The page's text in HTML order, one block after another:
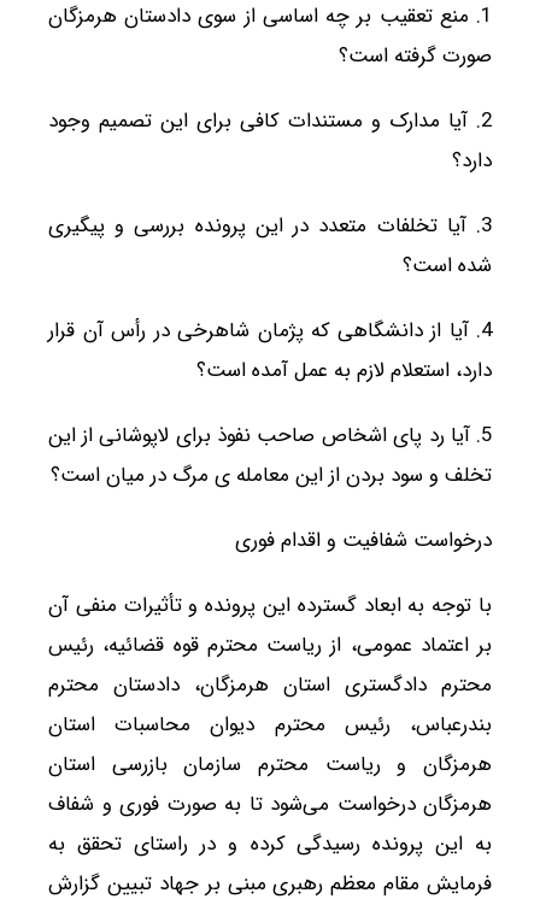
1. منع تعقیب بر چه اساسی از سوی دادستان هرمزگان
صورت گرفته است؟
2. آیا مدارک و مستندات کافی برای این تصمیم وجود
دارد؟
3. آیا تخلفات متعدد در این پرونده بررسی و پیگیری
شده است؟
4. آیا از دانشگاهی که پژمان شاهرخی در رأس آن قرار
دارد، استعلام لازم به عمل آمده است؟
5. آیا رد پای اشخاص صاحب نفوذ برای لاپوشانی از این
تخلف و سود بردن از این معامله ی مرگ در میان است؟
درخواست شفافیت و اقدام فوری
با توجه به ابعاد گسترده این پرونده و تأثیرات منفی آن
بر اعتماد عمومی، از ریاست محترم قوه قضائیه، رئیس
محترم دادگستری استان هرمزگان، دادستان محترم
بندرعباس، رئیس محترم دیوان محاسبات استان
هرمزگان و ریاست محترم سازمان بازرسی استان
هرمزگان درخواست می‌شود تا به‌ صورت فوری و شفاف
به این پرونده رسیدگی کرده و در راستای تحقق به
فرمایش مقام معظم رهبری مبنی بر جهاد تبیین گزارش